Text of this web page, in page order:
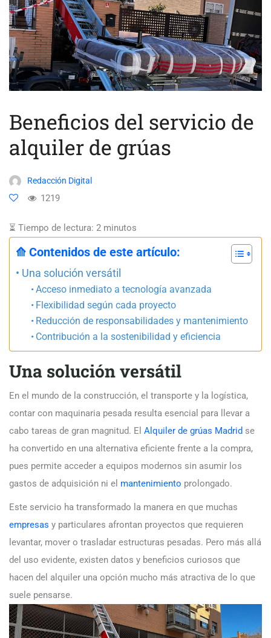
Beneficios del servicio de
alquiler de grúas
Redacción Digital
1219
⏳ Tiempo de lectura: 2 minutos
⟰ Contenidos de este artículo:
Una solución versátil
Acceso inmediato a tecnología avanzada
Flexibilidad según cada proyecto
Reducción de responsabilidades y mantenimiento
Contribución a la sostenibilidad y eficiencia
Una solución versátil
En el mundo de la construcción, el transporte y la logística,
contar con maquinaria pesada resulta esencial para llevar a
cabo tareas de gran magnitud. El Alquiler de grúas Madrid se
ha convertido en una alternativa eficiente frente a la compra,
pues permite acceder a equipos modernos sin asumir los
gastos de adquisición ni el mantenimiento prolongado.
Este servicio ha transformado la manera en que muchas
empresas y particulares afrontan proyectos que requieren
levantar, mover o trasladar estructuras pesadas. Pero más allá
del uso evidente, existen datos y beneficios curiosos que
hacen del alquiler una opción mucho más atractiva de lo que
suele pensarse.